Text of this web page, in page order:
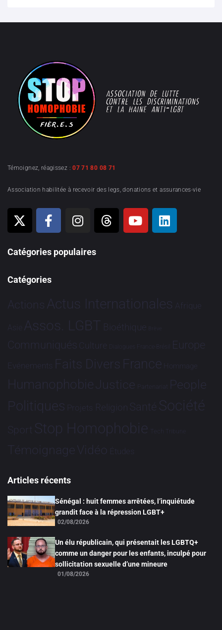
Témoignez, réagissez :07 71 80 08 71
Association habilitée à recevoir des legs, donations et assurances-vie
Catégories populaires
Catégories
Actions Actus Internationales Afrique
Asie Assos. LGBT Bioéthique Brève
Communiqués Culture Dialogues France-Brésil Europe
Evénements Faits Divers France Hommage
HumanophobieJustice Partenariat People
Politiques Projets Religion Santé Société
Sport Stop Homophobie Tech Tribune
TémoignageVidéo Études
Articles récents
Sénégal : huit femmes arrêtées, l’inquiétude
grandit face à la répression LGBT+
02/08/2026
Un élu républicain, qui présentait les LGBTQ+
comme un danger pour les enfants, inculpé pour
sollicitation sexuelle d’une mineure
01/08/2026